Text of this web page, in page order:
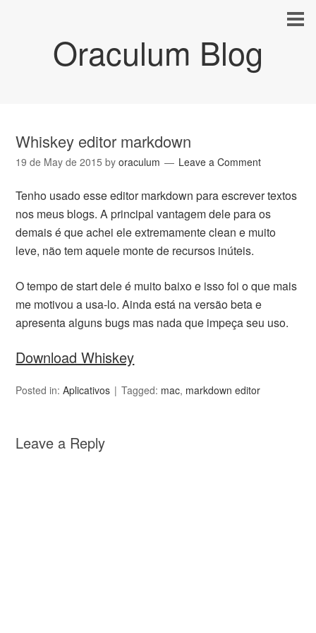
Oraculum Blog
Whiskey editor markdown
19 de May de 2015 byoraculum Leave a Comment
Tenho usado esse editor markdown para escrever textos
nos meus blogs. A principal vantagem dele para os
demais é que achei ele extremamente clean e muito
leve, não tem aquele monte de recursos inúteis.
O tempo de start dele é muito baixo e isso foi o que mais
me motivou a usa-lo. Ainda está na versão beta e
apresenta alguns bugs mas nada que impeça seu uso.
Download Whiskey
Posted in:Aplicativos Tagged: mac, markdown editor
Leave a Reply